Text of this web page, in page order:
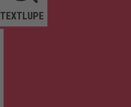
TEXTLUPE